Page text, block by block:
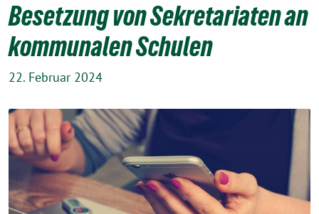
Besetzung von Sekretariaten an
kommunalen Schulen
22. Februar 2024